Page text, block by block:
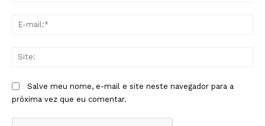
Salve meu nome, e-mail e site neste navegador para a
próxima vez que eu comentar.